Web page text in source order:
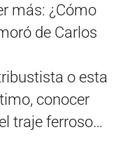
más: ¿Cómo
de Carlos
o esta
conocer
traje ferroso…